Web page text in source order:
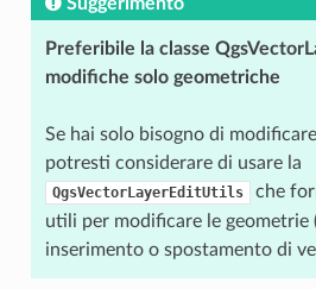
Preferibile la classe
modifiche solo geometriche
Se hai solo bisogno di
potresti considerare di usare la
QgsVectorLayerEditUtils
che
utili per modificare le geometrie
inserimento o spostamento di